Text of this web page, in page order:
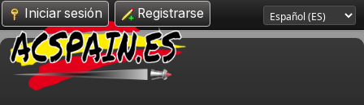
Iniciar sesión Registrarse